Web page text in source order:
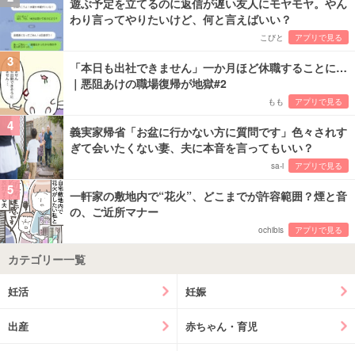
遊ぶ予定を立てるのに返信が遅い友人にモヤモヤ。やん
わり言ってやりたいけど、何と言えばいい？
こびと アプリで見る
3
「本日も出社できません」一か月ほど休職することに…
｜悪阻あけの職場復帰が地獄#2
もも アプリで見る
4
義実家帰省「お盆に行かない方に質問です」色々されす
ぎて会いたくない妻、夫に本音を言ってもいい？
sa-i アプリで見る
5
一軒家の敷地内で“花火”、どこまでが許容範囲？煙と音
の、ご近所マナー
ochibis アプリで見る
カテゴリー一覧
妊活 妊娠
出産 赤ちゃん・育児